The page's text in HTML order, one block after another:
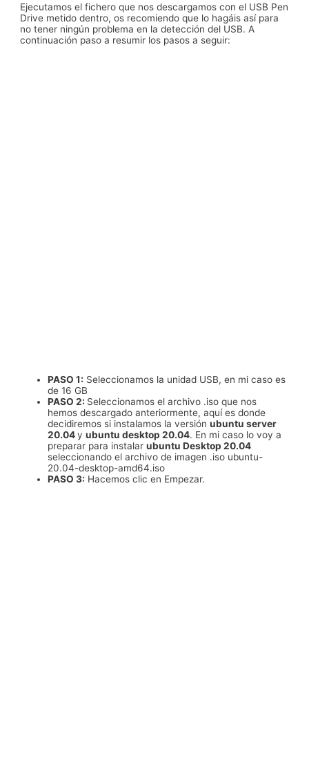
Ejecutamos el fichero que nos descargamos con el USB Pen
Drive metido dentro, os recomiendo que lo hagáis así para
no tener ningún problema en la detección del USB. A
continuación paso a resumir los pasos a seguir:
PASO 1: Seleccionamos la unidad USB, en mi caso es
de 16 GB
PASO 2: Seleccionamos el archivo .iso que nos
hemos descargado anteriormente, aquí es donde
decidiremos si instalamos la versiónubuntu server
20.04yubuntu desktop 20.04. En mi caso lo voy a
preparar para instalarubuntu Desktop 20.04
seleccionando el archivo de imagen .iso ubuntu-
20.04-desktop-amd64.iso
PASO 3: Hacemos clic en Empezar.